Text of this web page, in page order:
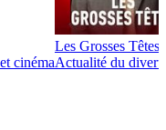
cinéma
Les Grosses Têtes
Actualité du